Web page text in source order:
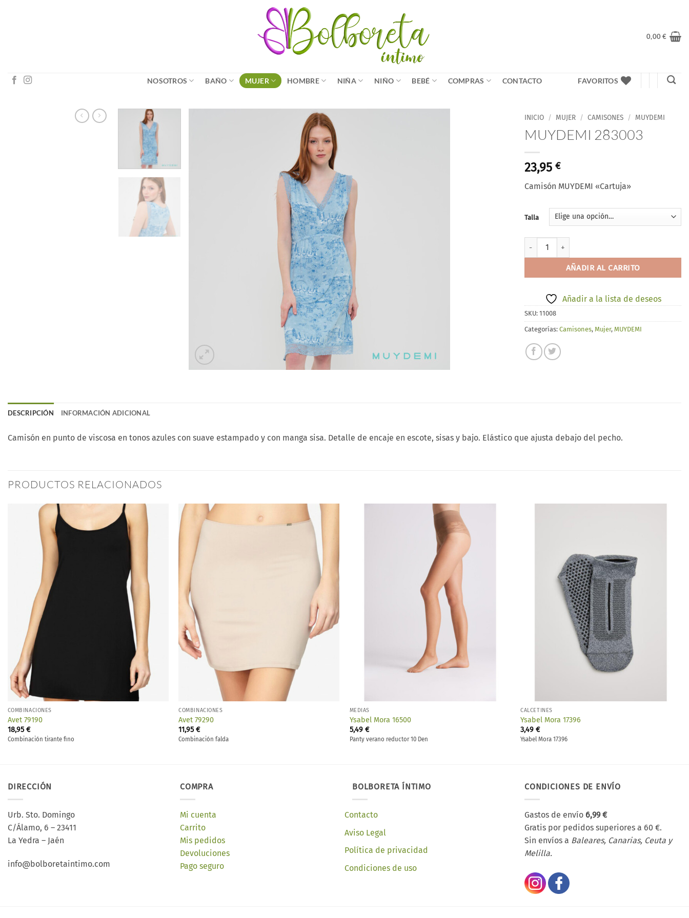
0,00€
NOSOTROS BAÑO MUJER HOMBRE NIÑA NIÑO BEBÉ COMPRAS CONTACTO FAVORITOS
INICIO / MUJER / CAMISONES / MUYDEMI
MUYDEMI 283003
23,95 €
Camisón MUYDEMI «Cartuja»
Talla
MUYDEMI 283003 cantidad
AÑADIR AL CARRITO
Añadir a la lista de deseos
SKU: 11008
Categorías: Camisones, Mujer, MUYDEMI
DESCRIPCIÓN INFORMACIÓN ADICIONAL
Camisón en punto de viscosa en tonos azules con suave estampado y con manga sisa. Detalle de encaje en escote, sisas y bajo. Elástico que ajusta debajo del pecho.
PRODUCTOS RELACIONADOS
a la
COMBINACIONES
Avet 79190
18,95€
Combinación tirante fino
Añadir
a la
lista
deseos
COMBINACIONES
Avet 79290
11,95€
Combinación falda
MEDIAS
Ysabel Mora 16500
5,49 €
Panty verano reductor 10 Den
CALCETINES
Ysabel Mora 17396
3,49€
Ysabel Mora 17396
DIRECCIÓN
Urb. Sto. Domingo
C/Álamo, 6 – 23411
La Yedra – Jaén
info@bolboretaintimo.com
COMPRA
Mi cuenta
Carrito
Mis pedidos
Devoluciones
Pago seguro
BOLBORETA ÍNTIMO
Contacto
Aviso Legal
Política de privacidad
Condiciones de uso
CONDICIONES DE ENVÍO
Gastos de envío 6,99 €
Gratis por pedidos superiores a 60 €.
Sin envíos a Baleares, Canarias, Ceuta y
Melilla.